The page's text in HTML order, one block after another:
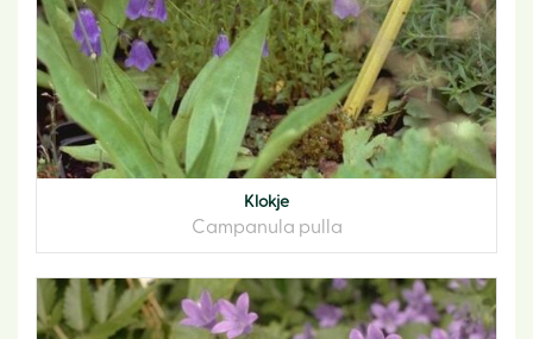
Klokje
Campanula pulla